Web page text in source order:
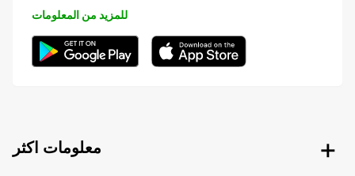
للمزيد من المعلومات
معلومات اكثر